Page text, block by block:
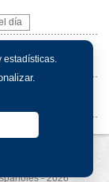
estadísticas.
- 2026